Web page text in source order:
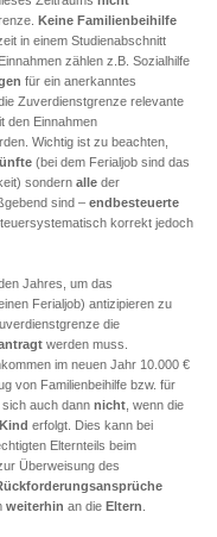
Keine Familienbeihilfe
in einem Studienabschnitt
zählen z.B. Sozialhilfe
für ein anerkanntes
Zuverdienstgrenze relevante
den Einnahmen
Wichtig ist zu beachten,
(bei dem Ferialjob sind das
sondern alle der
sind – endbesteuerte
korrekt jedoch
Jahres, um das
Ferialjob) antizipieren zu
die
werden muss.
im neuen Jahr 10.000 €
von Familienbeihilfe bzw. für
sich auch dann nicht , wenn die
erfolgt. Dies kann bei
Elternteils beim
Überweisung des
weiterhin an die Eltern